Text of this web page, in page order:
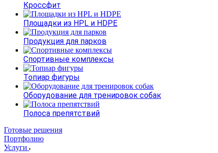
Кроссфит
Площадки из HPL и HDPE
Продукция для парков
Спортивные комплексы
Топиар фигуры
Оборудование для тренировок собак
Полоса препятствий
Готовые решения
Портфолию
Услуги